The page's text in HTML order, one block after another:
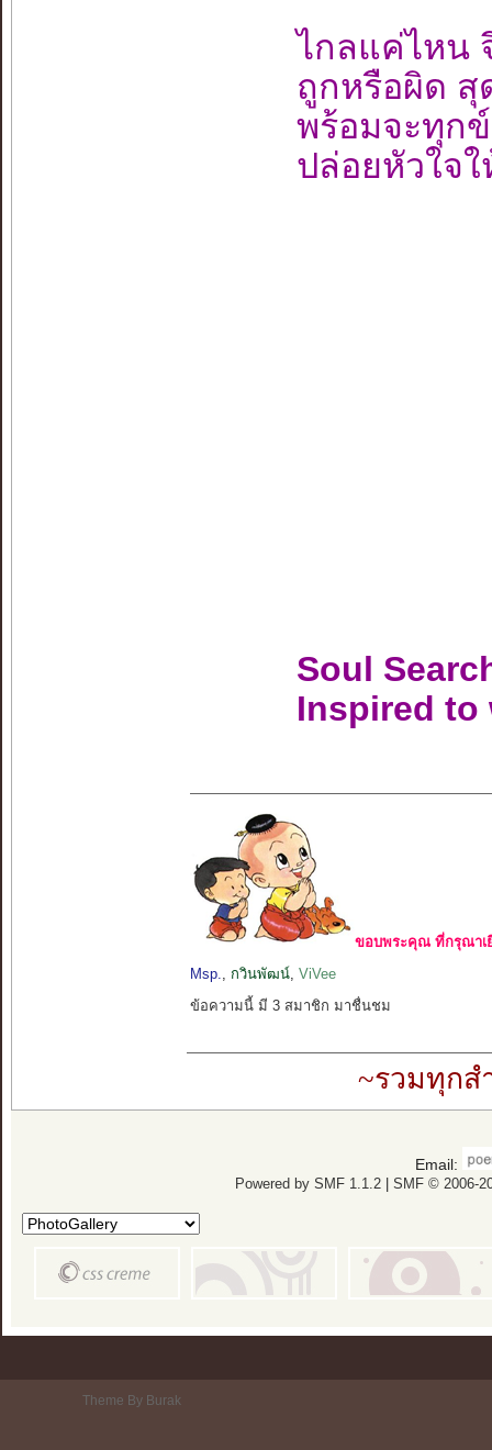
ไกลแค่ไหน
ถูกหรือผิด สุ
พร้อมจะทุก
ปล่อยหัวใจ
Soul
Inspired to
ขอบพระคุณ ที่กรุณาเ
Msp.
กวินพัฒน์, ViVee
ข้อความนี้ มี 3 สมาชิก มาชื่นชม
~รวมทุกส
Email:
Powered by SMF 1.1.2| SMF © 2006-
Theme By Burak